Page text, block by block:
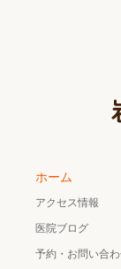
ホーム
アクセス情報
医院ブログ
予約・お問い合